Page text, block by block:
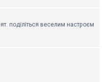
поділіться веселим настроєм